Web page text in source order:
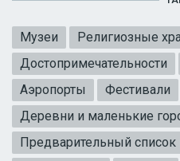
Музеи
Религиозные
Достопримечательности
Аэропорты
Фестивали
Деревни и маленькие
Предварительный список